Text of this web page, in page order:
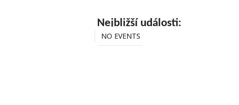
Nejbližší události:
NO EVENTS